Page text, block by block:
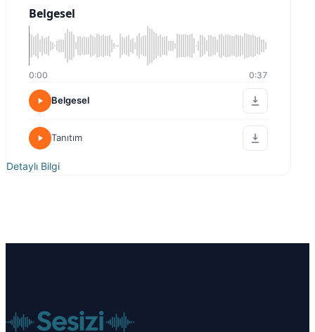
Belgesel
0:00 0:37
Belgesel
Tanıtım
Detaylı Bilgi